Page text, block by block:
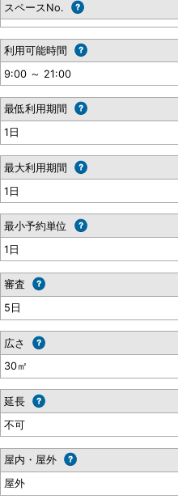
スペースNo.
利用可能時間
9:00 ～ 21:00
最低利用期間
1日
最大利用期間
1日
最小予約単位
1日
審査
5日
広さ
30㎡
延長
不可
屋内・屋外
屋外